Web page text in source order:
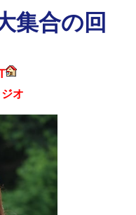
集合の回
オ